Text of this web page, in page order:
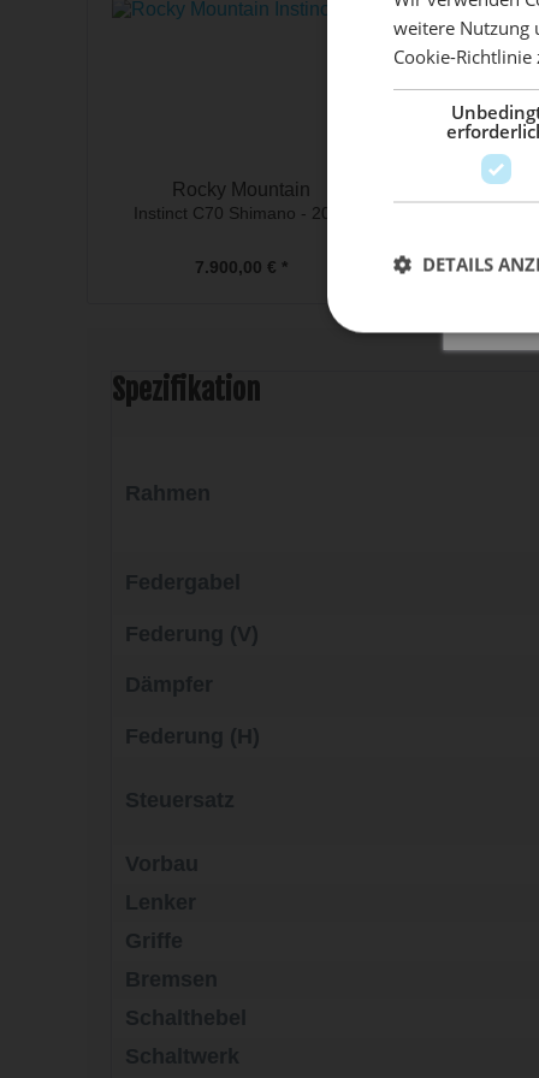
Rocky Mountain
Instinct C70 Shimano - 2024
7.900,00 € *
Rocky
Spezifikation
Rahmen
Federung (V)
Federung (H)
Vorbau
Griffe
Schalthebel
weitere Nutzung
Cookie-
DETAILS